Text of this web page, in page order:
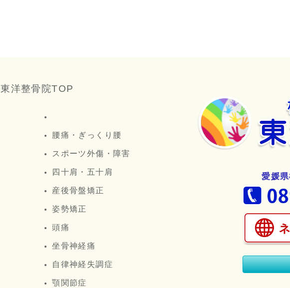
東洋整骨院TOP
腰痛・ぎっくり腰
スポーツ外傷・障害
四十肩・五十肩
産後骨盤矯正
姿勢矯正
頭痛
坐骨神経痛
自律神経失調症
顎関節症
愛媛